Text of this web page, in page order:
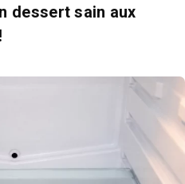
dessert sain aux